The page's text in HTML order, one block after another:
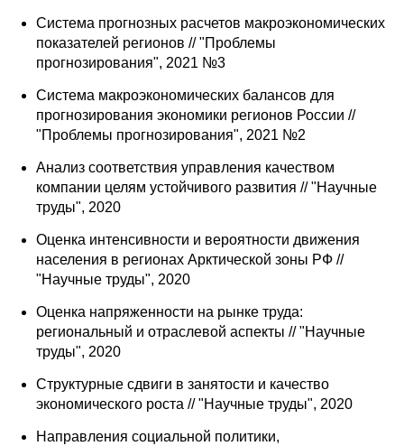
Система прогнозных расчетов макроэкономических
показателей регионов // "Проблемы
прогнозирования", 2021 №3
Система макроэкономических балансов для
прогнозирования экономики регионов России //
"Проблемы прогнозирования", 2021 №2
Анализ соответствия управления качеством
компании целям устойчивого развития // "Научные
труды", 2020
Оценка интенсивности и вероятности движения
населения в регионах Арктической зоны РФ //
"Научные труды", 2020
Оценка напряженности на рынке труда:
региональный и отраслевой аспекты // "Научные
труды", 2020
Структурные сдвиги в занятости и качество
экономического роста // "Научные труды", 2020
Направления социальной политики,